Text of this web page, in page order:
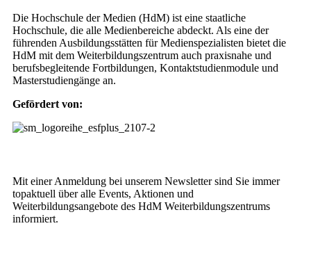
Die Hochschule der Medien (HdM) ist eine staatliche
Hochschule, die alle Medienbereiche abdeckt. Als eine der
führenden Ausbildungsstätten für Medienspezialisten bietet die
HdM mit dem Weiterbildungszentrum auch praxisnahe und
berufsbegleitende Fortbildungen, Kontaktstudienmodule und
Masterstudiengänge an.
Gefördert von:
Mit einer Anmeldung bei unserem Newsletter sind Sie immer
topaktuell über alle Events, Aktionen und
Weiterbildungsangebote des HdM Weiterbildungszentrums
informiert.